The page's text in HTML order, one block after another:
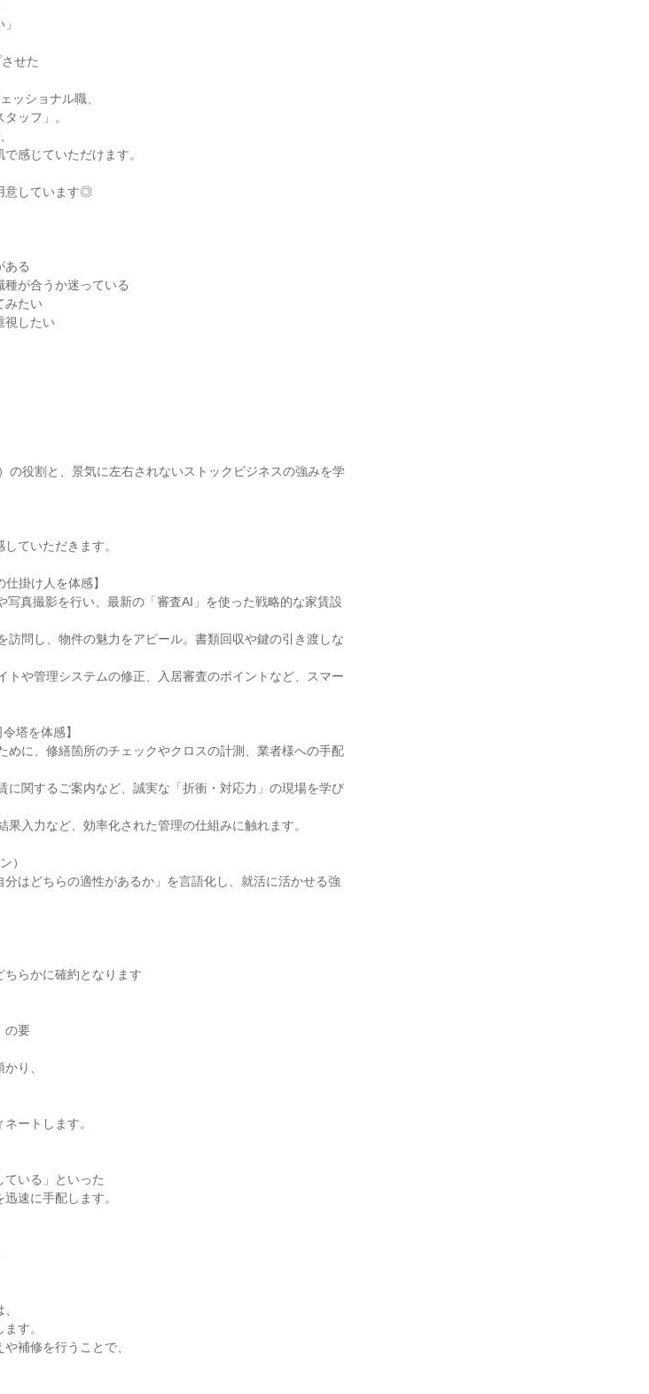
せた
ッショナル職、
ッフ」。
感じていただけます。
意しています◎
ある
種が合うか迷っている
みたい
視したい
の役割と、景気に左右されないストックビジネスの強みを学
ていただきます。
掛け人を体感】
写真撮影を行い、最新の「審査AI」を使った戦略的な家賃設
訪問し、物件の魅力をアピール。書類回収や鍵の引き渡しな
トや管理システムの修正、入居審査のポイントなど、スマー
塔を体感】
めに、修繕箇所のチェックやクロスの計測、業者様への手配
に関するご案内など、誠実な「折衝・対応力」の現場を学び
果入力など、効率化された管理の仕組みに触れます。
）
はどちらの適性があるか」を言語化し、就活に活かせる強
らかに確約となります
の要
り、
ートします。
ている」といった
速に手配します。
す。
補修を行うことで、